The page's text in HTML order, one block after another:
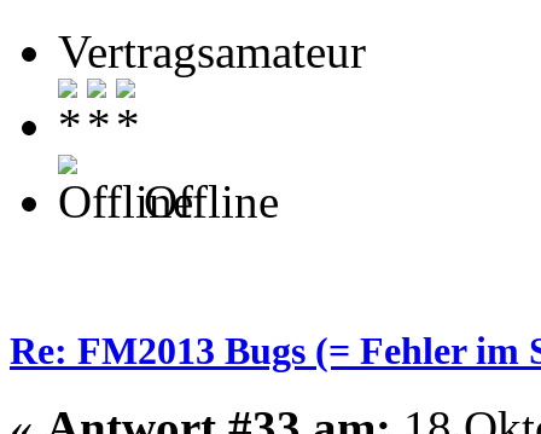
Vertragsamateur
Offline
Re: FM2013 Bugs (= Fehler im